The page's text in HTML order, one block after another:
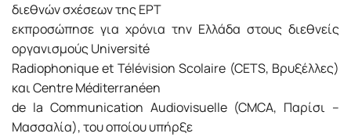
διεθνών σχέσεων της ΕΡΤ
εκπροσώπησε για χρόνια την Ελλάδα στους διεθνείς
οργανισμούς Université
Radiophonique et Télévision Scolaire (CETS, Βρυξέλλες)
και Centre Méditerranéen
de la Communication Audiovisuelle (CMCA, Παρίσι –
Μασσαλία), του οποίου υπήρξε